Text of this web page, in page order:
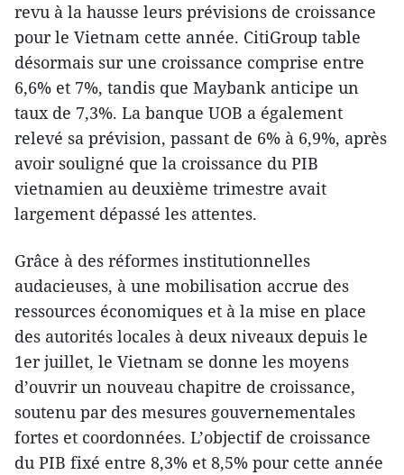
revu à la hausse leurs prévisions de croissance
pour le Vietnam cette année. CitiGroup table
désormais sur une croissance comprise entre
6,6% et 7%, tandis que Maybank anticipe un
taux de 7,3%. La banque UOB a également
relevé sa prévision, passant de 6% à 6,9%, après
avoir souligné que la croissance du PIB
vietnamien au deuxième trimestre avait
largement dépassé les attentes.
Grâce à des réformes institutionnelles
audacieuses, à une mobilisation accrue des
ressources économiques et à la mise en place
des autorités locales à deux niveaux depuis le
1er juillet, le Vietnam se donne les moyens
d’ouvrir un nouveau chapitre de croissance,
soutenu par des mesures gouvernementales
fortes et coordonnées. L’objectif de croissance
du PIB fixé entre 8,3% et 8,5% pour cette année